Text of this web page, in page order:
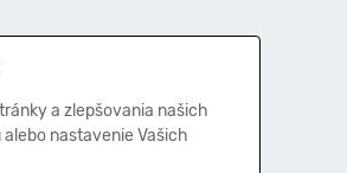
a zlepšovania našich
nastavenie Vašich